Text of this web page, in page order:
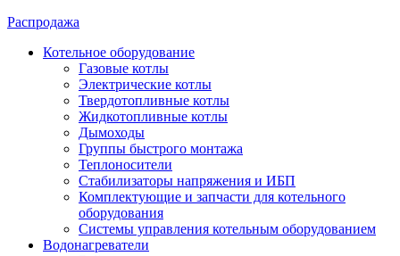
Распродажа
Котельное оборудование
Газовые котлы
Электрические котлы
Твердотопливные котлы
Жидкотопливные котлы
Дымоходы
Группы быстрого монтажа
Теплоносители
Стабилизаторы напряжения и ИБП
Комплектующие и запчасти для котельного
оборудования
Системы управления котельным оборудованием
Водонагреватели